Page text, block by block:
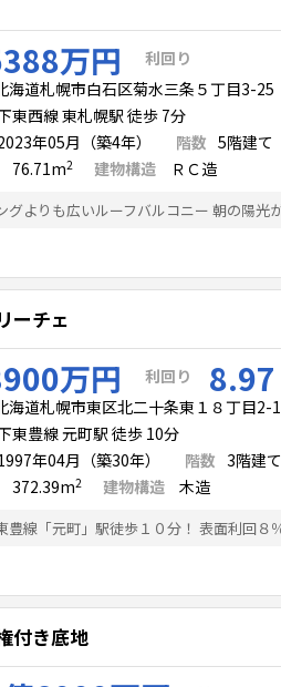
万円
利回り
海道札幌市白石区菊水三条５丁目3-25
東西線 東札幌駅 徒歩 7分
年05月（築4年） 階数 5階建て
76.71m2 建物構造 ＲＣ造
ーチェ
万円 利回り 8.97
海道札幌市東区北二十条東１８丁目2-
東豊線 元町駅 徒歩 10分
年04月（築30年） 階数 3階建て
372.39m2 建物構造 木造
豊線「元町」駅徒歩１０分！ 表面利回８
付き底地